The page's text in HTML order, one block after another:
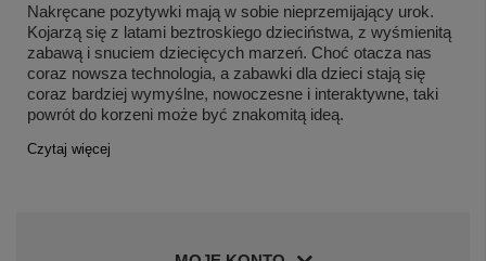
Nakręcane pozytywki mają w sobie nieprzemijający urok.
Kojarzą się z latami beztroskiego dzieciństwa, z wyśmienitą
zabawą i snuciem dziecięcych marzeń. Choć otacza nas
coraz nowsza technologia, a zabawki dla dzieci stają się
coraz bardziej wymyślne, nowoczesne i interaktywne, taki
powrót do korzeni może być znakomitą ideą.
Czytaj więcej